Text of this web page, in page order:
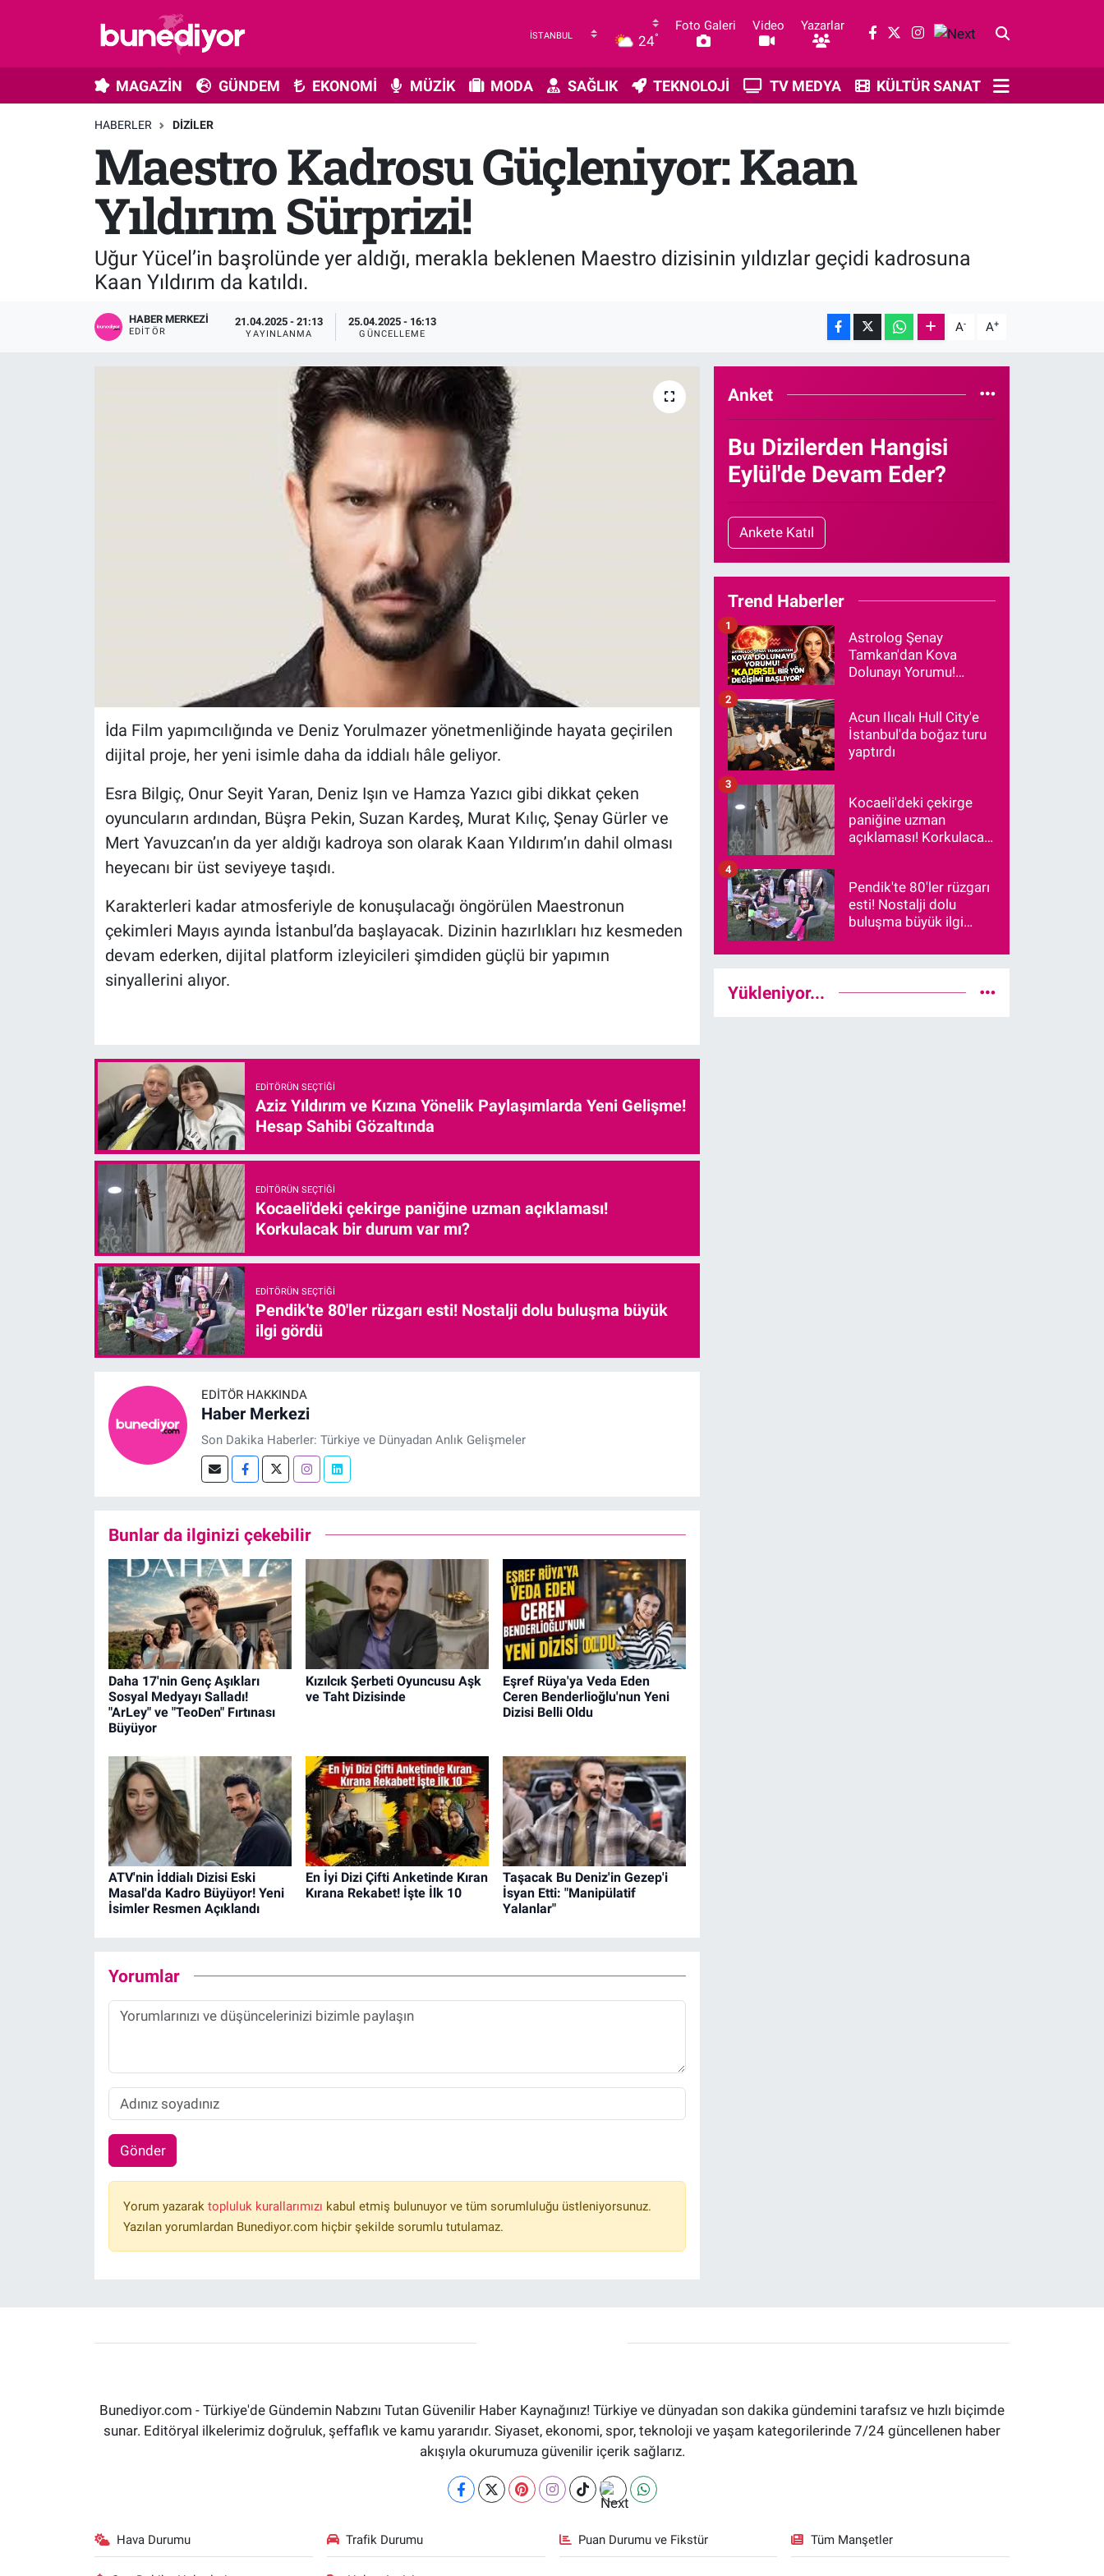
24°
Foto Galeri Video Yazarlar
MAGAZİN GÜNDEM EKONOMİ MÜZİK MODA SAĞLIK TEKNOLOJİ TV MEDYA KÜLTÜR SANAT
HABERLER DIZILER
Maestro Kadrosu Güçleniyor: Kaan
Yıldırım Sürprizi!
Uğur Yücel’in başrolünde yer aldığı, merakla beklenen Maestro dizisinin yıldızlar geçidi kadrosuna
Kaan Yıldırım da katıldı.
HABER MERKEZI
EDITÖR
21.04.2025 - 21:13
YAYINLANMA
25.04.2025 - 16:13
GÜNCELLEME A- A+
İda Film yapımcılığında ve Deniz Yorulmazer yönetmenliğinde hayata geçirilen
dijital proje, her yeni isimle daha da iddialı hâle geliyor.
Esra Bilgiç, Onur Seyit Yaran, Deniz Işın ve Hamza Yazıcı gibi dikkat çeken
oyuncuların ardından, Büşra Pekin, Suzan Kardeş, Murat Kılıç, Şenay Gürler ve
Mert Yavuzcan’ın da yer aldığı kadroya son olarak Kaan Yıldırım’ın dahil olması
heyecanı bir üst seviyeye taşıdı.
Karakterleri kadar atmosferiyle de konuşulacağı öngörülen Maestronun
çekimleri Mayıs ayında İstanbul’da başlayacak. Dizinin hazırlıkları hız kesmeden
devam ederken, dijital platform izleyicileri şimdiden güçlü bir yapımın
sinyallerini alıyor.
EDITÖRÜN SEÇTIĞI
Aziz Yıldırım ve Kızına Yönelik Paylaşımlarda Yeni Gelişme!
Hesap Sahibi Gözaltında
EDITÖRÜN SEÇTIĞI
Kocaeli'deki çekirge paniğine uzman açıklaması!
Korkulacak bir durum var mı?
EDITÖRÜN SEÇTIĞI
Pendik'te 80'ler rüzgarı esti! Nostalji dolu buluşma büyük
ilgi gördü
EDITÖR HAKKINDA
Haber Merkezi
Son Dakika Haberler: Türkiye ve Dünyadan Anlık Gelişmeler
Bunlar da ilginizi çekebilir
Daha 17'nin Genç Aşıkları
Sosyal Medyayı Salladı!
"ArLey" ve "TeoDen" Fırtınası
Büyüyor
Kızılcık Şerbeti Oyuncusu Aşk
ve Taht Dizisinde
Eşref Rüya'ya Veda Eden
Ceren Benderlioğlu'nun Yeni
Dizisi Belli Oldu
ATV'nin İddialı Dizisi Eski
Masal'da Kadro Büyüyor! Yeni
İsimler Resmen Açıklandı
En İyi Dizi Çifti Anketinde Kıran
Kırana Rekabet! İşte İlk 10
Taşacak Bu Deniz'in Gezep'i
İsyan Etti: "Manipülatif
Yalanlar"
Yorumlar
Gönder
Yorum yazarak topluluk kurallarımızı kabul etmiş bulunuyor ve tüm sorumluluğu üstleniyorsunuz.
Yazılan yorumlardan Bunediyor.com hiçbir şekilde sorumlu tutulamaz.
Anket
Bu Dizilerden Hangisi
Eylül'de Devam Eder?
Ankete Katıl
Trend Haberler
Astrolog Şenay
Tamkan'dan Kova
Dolunayı Yorumu!
1
Acun Ilıcalı Hull City'e
İstanbul'da boğaz turu
yaptırdı
2
Kocaeli'deki çekirge
paniğine uzman
açıklaması! Korkulacak
3
Pendik'te 80'ler rüzgarı
esti! Nostalji dolu
buluşma büyük ilgi
4
Yükleniyor...
Bunediyor.com - Türkiye'de Gündemin Nabzını Tutan Güvenilir Haber Kaynağınız! Türkiye ve dünyadan son dakika gündemini tarafsız ve hızlı biçimde
sunar. Editöryal ilkelerimiz doğruluk, şeffaflık ve kamu yararıdır. Siyaset, ekonomi, spor, teknoloji ve yaşam kategorilerinde 7/24 güncellenen haber
akışıyla okurumuza güvenilir içerik sağlarız.
Hava Durumu Trafik Durumu Puan Durumu ve Fikstür Tüm Manşetler
Diziler
Gündem
Kültür Sanat
Magazin
GÜNDEM
EKONOMİ
TEKNOLOJİ
Trafik Durumu
Süper Lig Puan Durumu ve Fikstür
Tüm Manşetler
Son Dakika Haberleri
Haber Arşivi